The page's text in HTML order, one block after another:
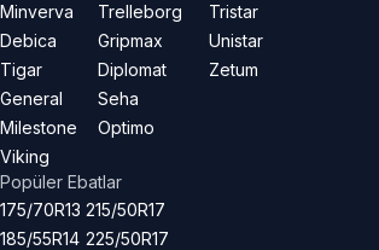
Minverva
Debica
Tigar
General
Milestone
Viking
Trelleborg
Gripmax
Diplomat
Seha
Optimo
Tristar
Unistar
Zetum
Popüler Ebatlar
175/70R13
185/55R14
215/50R17
225/50R17